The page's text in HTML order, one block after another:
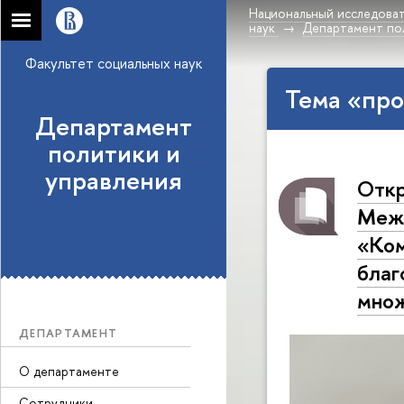
Национальный
наук
Департамент
Факультет социальных наук
Департамент
политики и
управления
ДЕПАРТАМЕНТ
О департаменте
Тема